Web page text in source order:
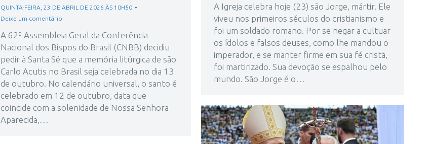
A Igreja celebra hoje (23) são Jorge, mártir. Ele
viveu nos primeiros séculos do cristianismo e
foi um soldado romano. Por se negar a cultuar
os ídolos e falsos deuses, como lhe mandou o
imperador, e se manter firme em sua fé cristã,
foi martirizado. Sua devoção se espalhou pelo
mundo. São Jorge é o…
QUINTA-FEIRA, 23 DE ABRIL DE 2026 ÀS 10H50
Deixe um comentário
A 62ª Assembleia Geral da Conferência
Nacional dos Bispos do Brasil (CNBB) decidiu
pedir à Santa Sé que a memória litúrgica de são
Carlo Acutis no Brasil seja celebrada no dia 13
de outubro. No calendário universal, o santo é
celebrado em 12 de outubro, data que
coincide com a solenidade de Nossa Senhora
Aparecida,…